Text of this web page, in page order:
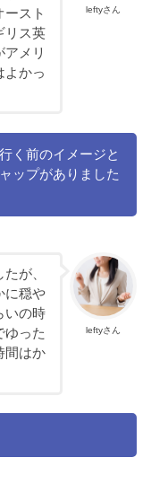
leftyさん
ースト
リス英
メリ
よかっ
く前のイメージと
ップがありました
leftyさん
が、
に穏や
いの時
ゆった
間はか